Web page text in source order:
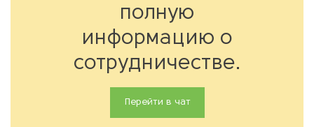
полную
информацию о
сотрудничестве.
Перейти в чат